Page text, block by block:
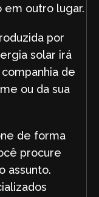
em outro lugar.
por
solar irá
de
ou da sua
de forma
procure
assunto.